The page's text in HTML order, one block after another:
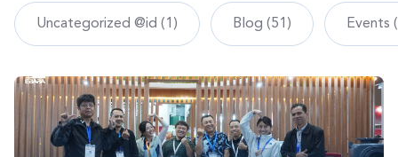
Uncategorized @id (1) Blog (51) Events